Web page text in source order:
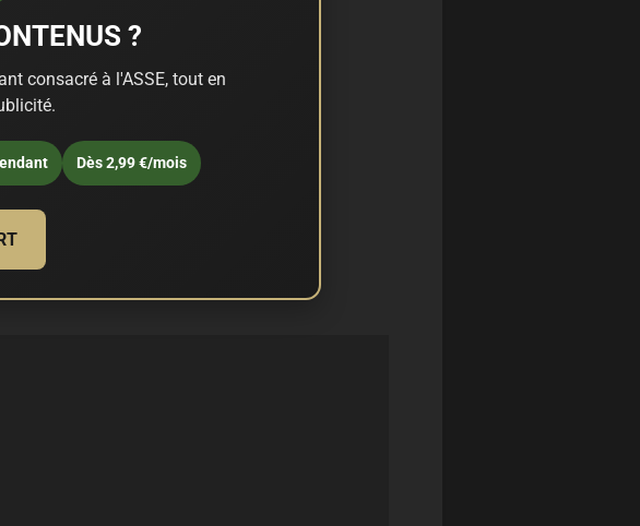
?
consacré à l'ASSE, tout en
Dès 2,99 €/mois